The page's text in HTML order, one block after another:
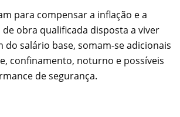
para compensar a inflação e a
de obra qualificada disposta a viver
do salário base, somam-se adicionais
confinamento, noturno e possíveis
de segurança.